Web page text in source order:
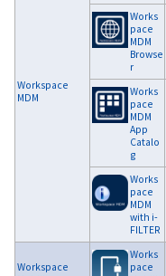
Workspace
MDM
Works
pace
MDM
Browse
r
Works
pace
MDM
App
Catalo
g
Works
pace
MDM
with i-
FILTER
Workspace
Works
pace